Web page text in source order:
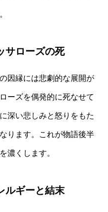
サローズの死
因縁には悲劇的な展開が
ーズを偶発的に死なせて
深い悲しみと怒りをもた
ります。これが物語後半
濃くします。
ルギーと結末